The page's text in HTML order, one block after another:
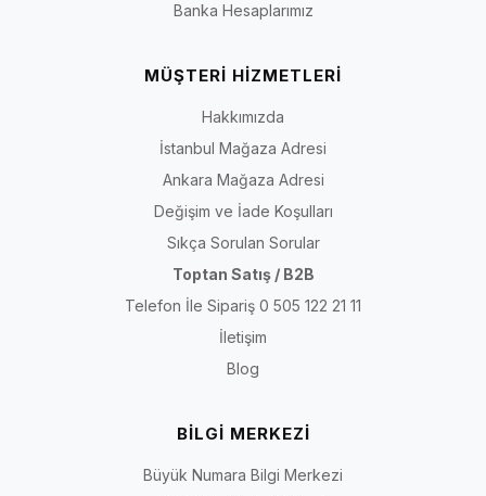
Banka Hesaplarımız
MÜŞTERİ HİZMETLERİ
Hakkımızda
İstanbul Mağaza Adresi
Ankara Mağaza Adresi
Değişim ve İade Koşulları
Sıkça Sorulan Sorular
Toptan Satış / B2B
Telefon İle Sipariş 0 505 122 21 11
İletişim
Blog
BİLGİ MERKEZİ
Büyük Numara Bilgi Merkezi